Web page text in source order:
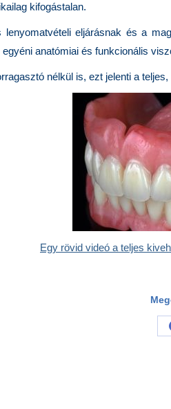
kifogástalan.
eljárásnak és a
anatómiai és funkcionális
nélkül is, ezt jelenti a
Egy rövid videó a teljes